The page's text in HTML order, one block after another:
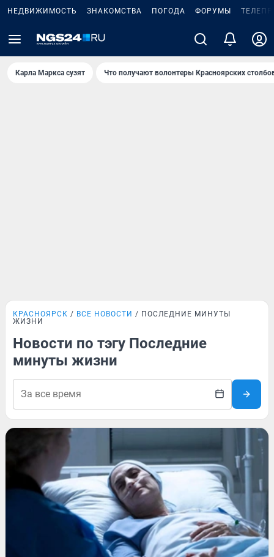
НЕДВИЖИМОСТЬ ЗНАКОМСТВА ПОГОДА ФОРУМЫ
Карла Маркса сузят Что получают волонтеры Красноярских
КРАСНОЯРСК ВСЕ НОВОСТИ
ПОСЛЕДНИЕ МИНУТЫ
ЖИЗНИ
Новости по тэгу Последние
минуты жизни